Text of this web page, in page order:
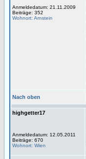
Anmeldedatum: 21.11.2009
Beiträge: 352
Wohnort: Arnstein
Nach oben
highgetter17
Anmeldedatum: 12.05.2011
Beiträge: 670
Wohnort: Wien